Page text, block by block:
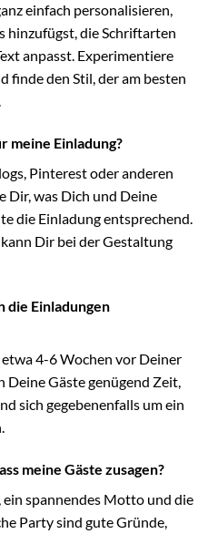
einfach personalisieren,
hinzufügst, die Schriftarten
anpasst. Experimentiere
finde den Stil, der am besten
meine Einladung?
Pinterest oder anderen
Dir, was Dich und Deine
die Einladung entsprechend.
Dir bei der Gestaltung
die Einladungen
4-6 Wochen vor Deiner
Deine Gäste genügend Zeit,
sich gegebenenfalls um ein
meine Gäste zusagen?
ein spannendes Motto und die
Party sind gute Gründe,